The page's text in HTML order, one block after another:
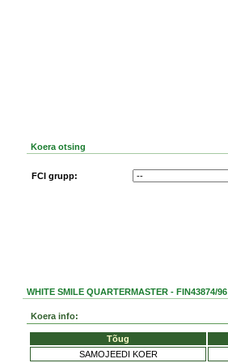
Koera otsing
FCI grupp:
WHITE SMILE QUARTERMASTER - FIN43874/96
Koera info:
Tõug
SAMOJEEDI KOER